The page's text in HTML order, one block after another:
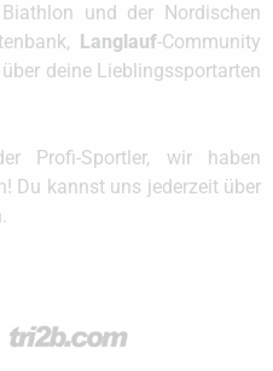
und der Nordischen
Langlauf-Community
deine Lieblingssportarten
Profi-Sportler, wir haben
Du kannst uns jederzeit über